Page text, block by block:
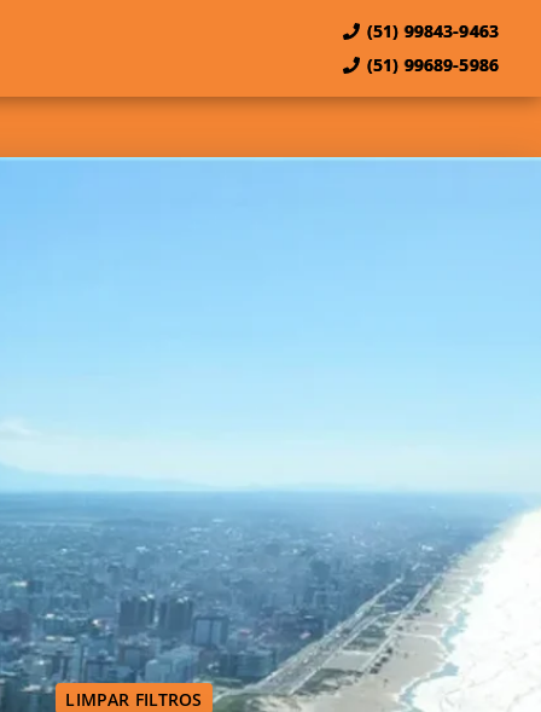
(51) 99843-9463
(51) 99689-5986
LIMPAR FILTROS